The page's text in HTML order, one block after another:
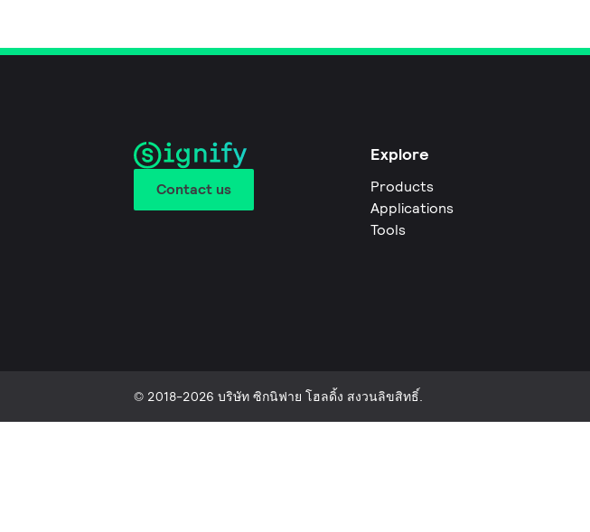
Contact us
Explore
Products
Applications
Tools
© 2018-2026 บริษัท ซิกนิฟาย โฮลดิ้ง สงวนลิขสิทธิ์.